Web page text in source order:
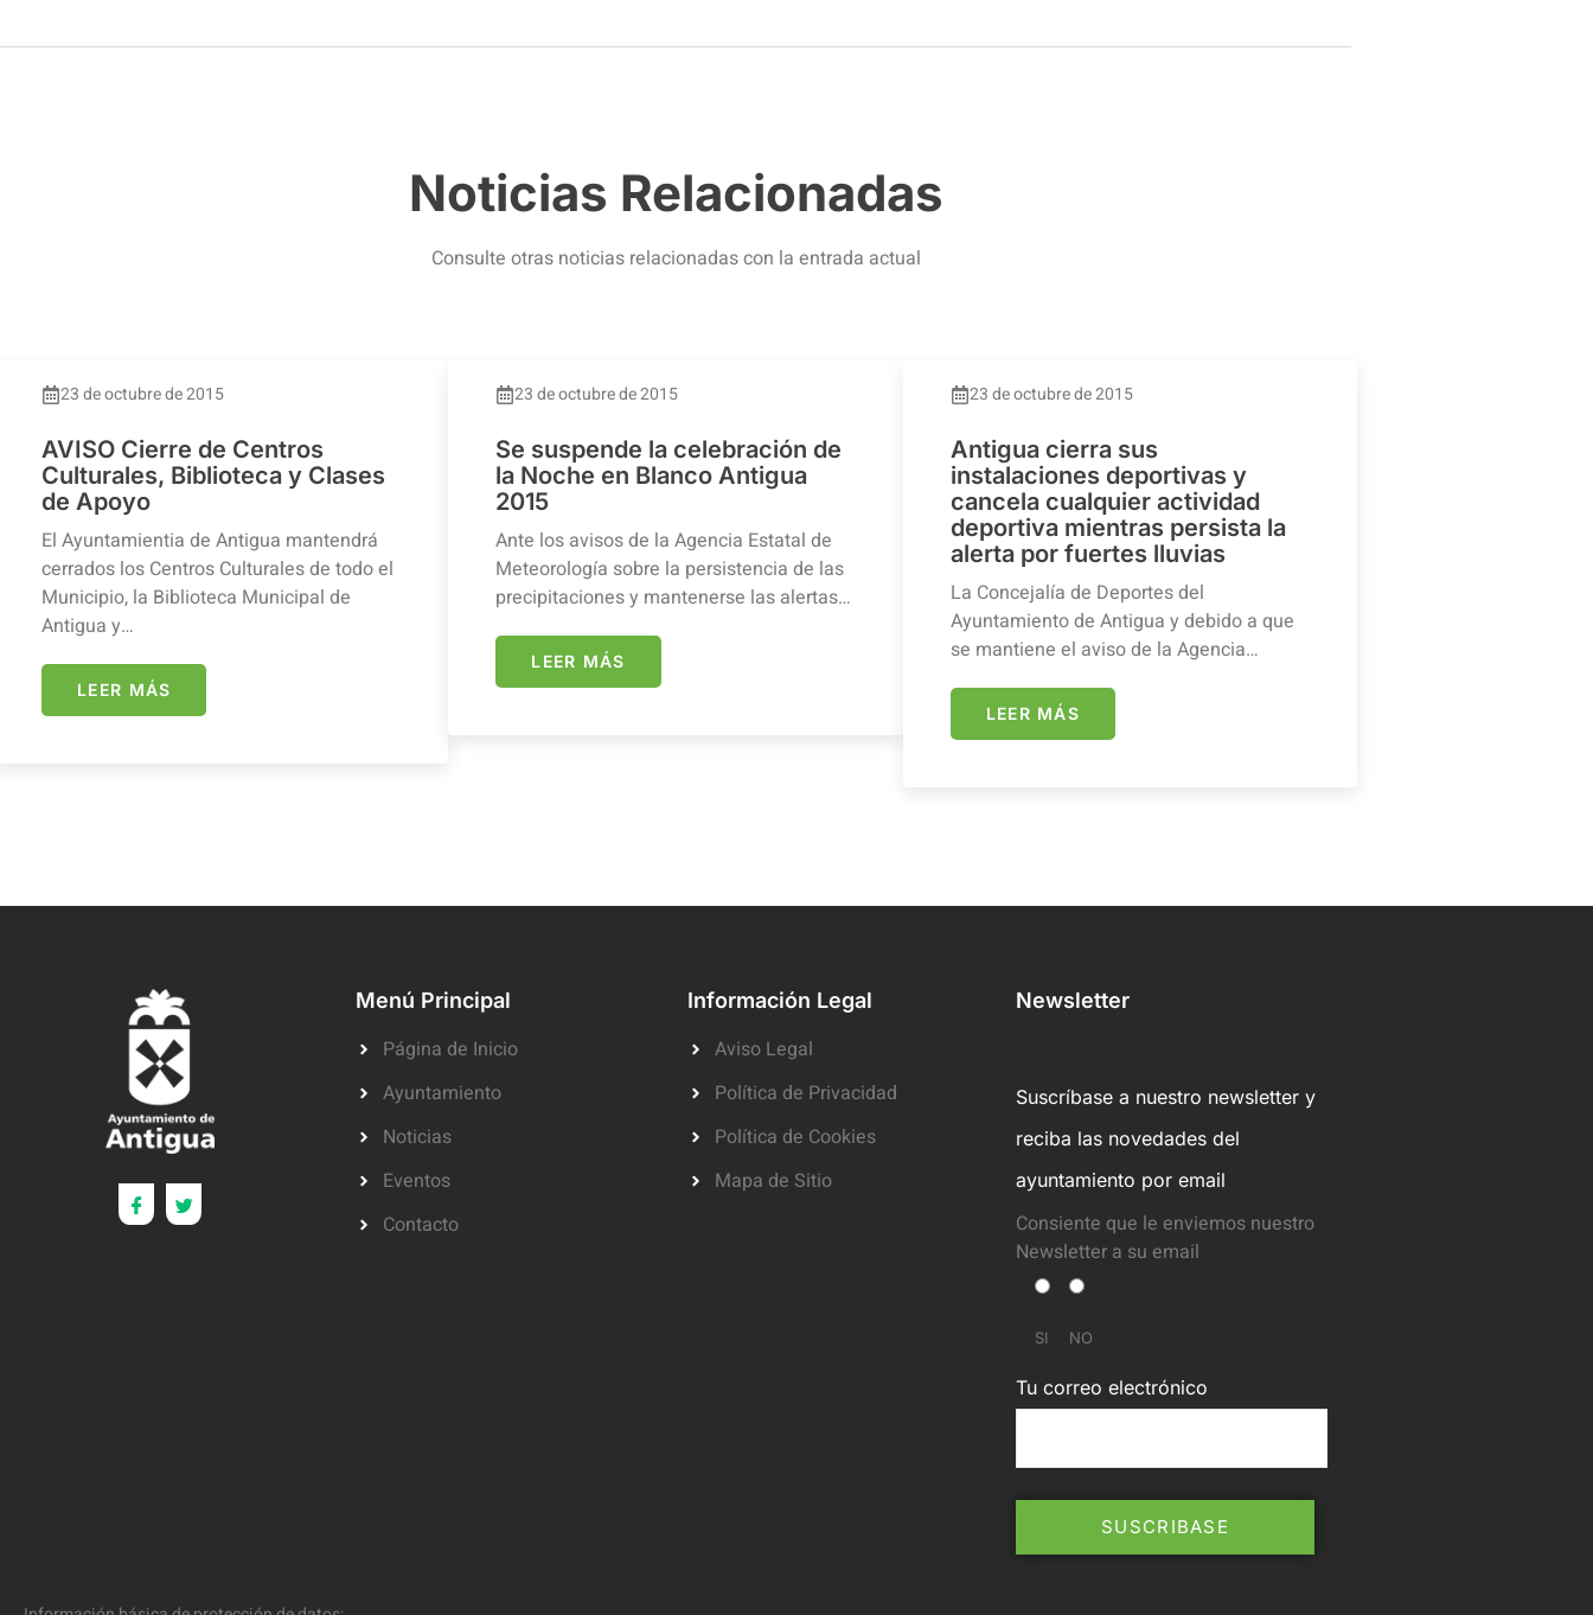
Noticias Relacionadas
Consulte otras noticias relacionadas con la entrada actual
23 de octubre de 2015
AVISO Cierre de Centros
Culturales, Biblioteca y Clases
de Apoyo
El Ayuntamientia de Antigua mantendrá
cerrados los Centros Culturales de todo el
Municipio, la Biblioteca Municipal de
Antigua y…
LEER MÁS
23 de octubre de 2015
Se suspende la celebración de
la Noche en Blanco Antigua
2015
Ante los avisos de la Agencia Estatal de
Meteorología sobre la persistencia de las
precipitaciones y mantenerse las alertas…
LEER MÁS
23 de octubre de 2015
Antigua cierra sus
instalaciones deportivas y
cancela cualquier actividad
deportiva mientras persista la
alerta por fuertes lluvias
La Concejalía de Deportes del
Ayuntamiento de Antigua y debido a que
se mantiene el aviso de la Agencia…
LEER MÁS
Menú Principal
Página de Inicio
Ayuntamiento
Noticias
Eventos
Contacto
Información Legal
Aviso Legal
Política de Privacidad
Política de Cookies
Mapa de Sitio
Newsletter
Suscríbase a nuestro newsletter y
reciba las novedades del
ayuntamiento por email
Consiente que le enviemos nuestro
Newsletter a su email
SI NO
Tu correo electrónico